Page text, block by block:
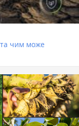
та чим може